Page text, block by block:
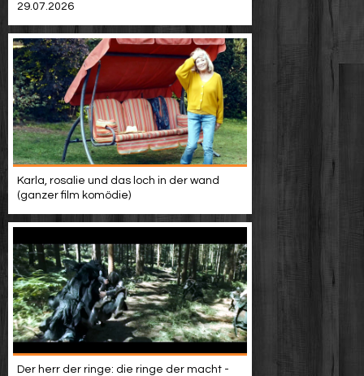
29.07.2026
Karla, rosalie und das loch in der wand
(ganzer film komödie)
Der herr der ringe: die ringe der macht -